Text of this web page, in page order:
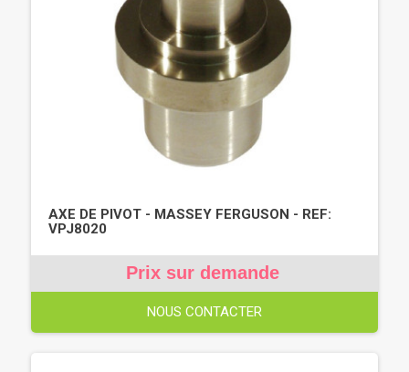
AXE DE PIVOT - MASSEY FERGUSON - REF:
VPJ8020
Prix sur demande
NOUS CONTACTER